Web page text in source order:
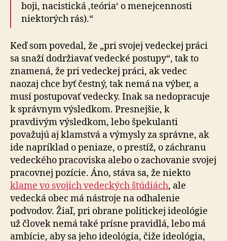
boji, nacistická ‚teória‘ o menejcennosti
niektorých rás).“
Keď som povedal, že „pri svojej vedeckej práci
sa snaží dodržiavať vedecké postupy“, tak to
znamená, že pri vedeckej práci, ak vedec
naozaj chce byť čestný, tak nemá na výber, a
musí postupovať vedecky. Inak sa nedopracuje
k správnym výsledkom. Presnejšie, k
pravdivým výsledkom, lebo špekulanti
považujú aj klamstvá a výmysly za správne, ak
ide napríklad o peniaze, o prestíž, o záchranu
vedeckého pracoviska alebo o zachovanie svojej
pracovnej pozície. Áno, stáva sa, že niekto
klame vo svojich vedeckých štúdiách, ale
vedecká obec má nástroje na odhalenie
podvodov. Žiaľ, pri obrane politickej ideológie
už človek nemá také prísne pravidlá, lebo má
ambície, aby sa jeho ideológia, čiže ideológia,